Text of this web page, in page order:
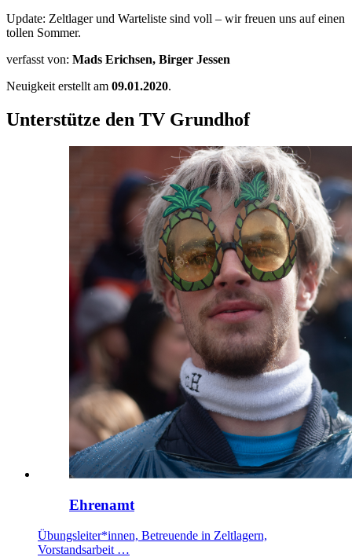
Update: Zeltlager und Warteliste sind voll – wir freuen uns auf einen
tollen Sommer.
verfasst von: Mads Erichsen, Birger Jessen
Neuigkeit erstellt am 09.01.2020.
Unterstütze den TV Grundhof
Ehrenamt
Übungsleiter*innen, Betreuende in Zeltlagern,
Vorstandsarbeit …